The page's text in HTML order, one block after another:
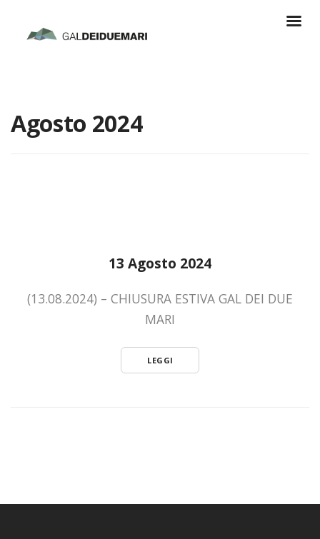
Agosto 2024
13 Agosto 2024
(13.08.2024) – CHIUSURA ESTIVA GAL DEI DUE
MARI
LEGGI